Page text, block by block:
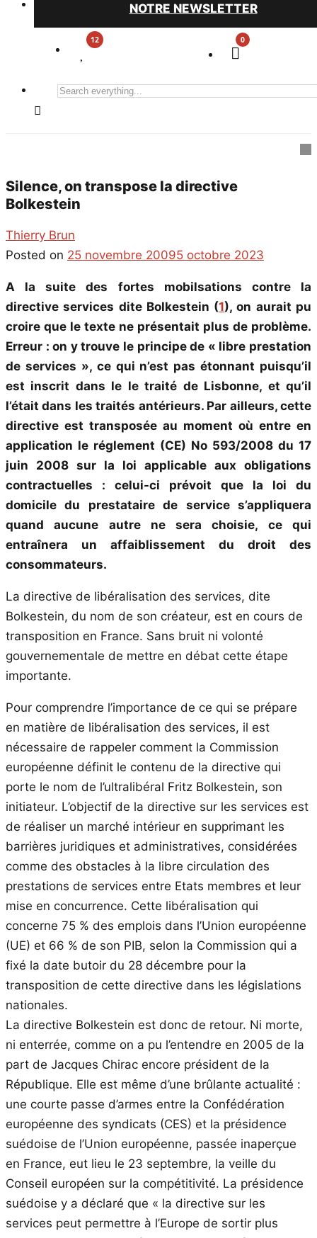
NOTRE NEWSLETTER
0
Search
Silence, on transpose la directive
Bolkestein
Thierry Brun
Posted on 25 novembre 20095 octobre 2023
A la suite des fortes mobilsations contre la
directive services dite Bolkestein (1), on aurait pu
croire que le texte ne présentait plus de problème.
Erreur : on y trouve le principe de « libre prestation
de services », ce qui n’est pas étonnant puisqu’il
est inscrit dans le le traité de Lisbonne, et qu’il
l’était dans les traités antérieurs. Par ailleurs, cette
directive est transposée au moment où entre en
application le réglement (CE) No 593/2008 du 17
juin 2008 sur la loi applicable aux obligations
contractuelles : celui-ci prévoit que la loi du
domicile du prestataire de service s’appliquera
quand aucune autre ne sera choisie, ce qui
entraînera un affaiblissement du droit des
consommateurs.
La directive de libéralisation des services, dite
Bolkestein, du nom de son créateur, est en cours de
transposition en France. Sans bruit ni volonté
gouvernementale de mettre en débat cette étape
importante.
Pour comprendre l’importance de ce qui se prépare
en matière de libéralisation des services, il est
nécessaire de rappeler comment la Commission
européenne définit le contenu de la directive qui
porte le nom de l’ultralibéral Fritz Bolkestein, son
initiateur. L’objectif de la directive sur les services est
de réaliser un marché intérieur en supprimant les
barrières juridiques et administratives, considérées
comme des obstacles à la libre circulation des
prestations de services entre Etats membres et leur
mise en concurrence. Cette libéralisation qui
concerne 75 % des emplois dans l’Union européenne
(UE) et 66 % de son PIB, selon la Commission qui a
fixé la date butoir du 28 décembre pour la
transposition de cette directive dans les législations
nationales.
La directive Bolkestein est donc de retour. Ni morte,
ni enterrée, comme on a pu l’entendre en 2005 de la
part de Jacques Chirac encore président de la
République. Elle est même d’une brûlante actualité :
une courte passe d’armes entre la Confédération
européenne des syndicats (CES) et la présidence
suédoise de l’Union européenne, passée inaperçue
en France, eut lieu le 23 septembre, la veille du
Conseil européen sur la compétitivité. La présidence
suédoise y a déclaré que « la directive sur les
services peut permettre à l’Europe de sortir plus